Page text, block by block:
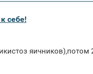
себе!